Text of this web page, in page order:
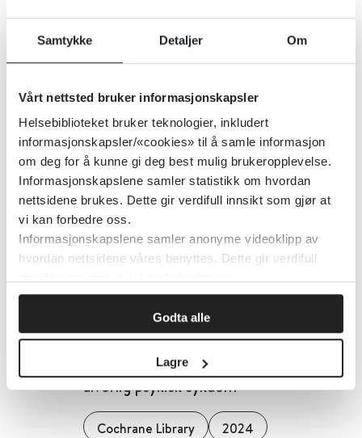
Samtykke Detaljer Om
Vårt nettsted bruker informasjonskapsler
Helsebiblioteket bruker teknologier, inkludert
informasjonskapsler/«cookies» til å samle informasjon
om deg for å kunne gi deg best mulig brukeropplevelse.
Informasjonskapslene samler statistikk om hvordan
nettsidene brukes. Dette gir verdifull innsikt som gjør at
vi kan forbedre oss.
Informasjonskapslene samler anonyme videoklipp av
hvordan nettsidene våres benyttes. Dette gir verdifull
Godta alle
Lagre
FOLKEHELSE – gratis tilgang til
pålitelig informasjon
Helsebiblioteket 2022
Detaljer
Samfunnstiltak for å forhindre
røyking blant unge
Cochrane Library 2011
Samhandling for personer med
alvorlig psykisk sykdom
Cochrane Library 2024